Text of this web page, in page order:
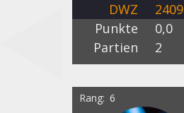
DWZ
2409
Punkte
0,0
Partien
2
Rang 6